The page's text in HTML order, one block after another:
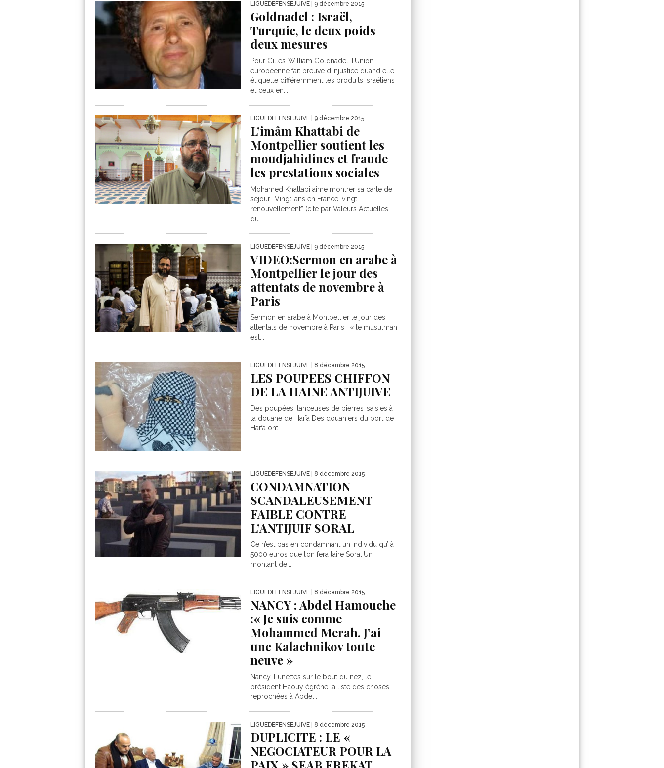
LIGUEDEFENSEJUIVE | 9 décembre 2015
Goldnadel : Israël,
Turquie, le deux poids
deux mesures
Pour Gilles-William Goldnadel, l’Union
européenne fait preuve d’injustice quand elle
étiquette différemment les produits israéliens
et ceux en...
LIGUEDEFENSEJUIVE | 9 décembre 2015
L’imâm Khattabi de
Montpellier soutient les
moudjahidines et fraude
les prestations sociales
Mohamed Khattabi aime montrer sa carte de
séjour “Vingt-ans en France, vingt
renouvellement” (cité par Valeurs Actuelles
du...
LIGUEDEFENSEJUIVE | 9 décembre 2015
VIDEO:Sermon en arabe à
Montpellier le jour des
attentats de novembre à
Paris
Sermon en arabe à Montpellier le jour des
attentats de novembre à Paris : « le musulman
est...
LIGUEDEFENSEJUIVE | 8 décembre 2015
LES POUPEES CHIFFON
DE LA HAINE ANTIJUIVE
Des poupées ‘lanceuses de pierres’ saisies à
la douane de Haïfa Des douaniers du port de
Haïfa ont...
LIGUEDEFENSEJUIVE | 8 décembre 2015
CONDAMNATION
SCANDALEUSEMENT
FAIBLE CONTRE
L’ANTIJUIF SORAL
Ce n’est pas en condamnant un individu qu’ à
5000 euros que l’on fera taire Soral.Un
montant de...
LIGUEDEFENSEJUIVE | 8 décembre 2015
NANCY : Abdel Hamouche
:« Je suis comme
Mohammed Merah. J’ai
une Kalachnikov toute
neuve »
Nancy. Lunettes sur le bout du nez, le
président Haouy égrène la liste des choses
reprochées à Abdel...
LIGUEDEFENSEJUIVE | 8 décembre 2015
DUPLICITE : LE «
NEGOCIATEUR POUR LA
PAIX » SEAB EREKAT